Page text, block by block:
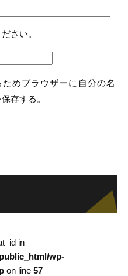
さい。
めブラウザーに自分の名
存する。
in
wp-
on line 57